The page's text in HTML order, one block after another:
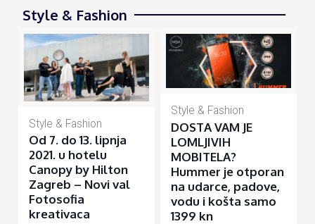
Style & Fashion
Style & Fashion
Od 7. do 13. lipnja
2021. u hotelu
Canopy by Hilton
Zagreb – Novi val
Fotosofia
kreativaca
Style & Fashion
DOSTA VAM JE
LOMLJIVIH
MOBITELA?
Hummer je otporan
na udarce, padove,
vodu i košta samo
1399 kn